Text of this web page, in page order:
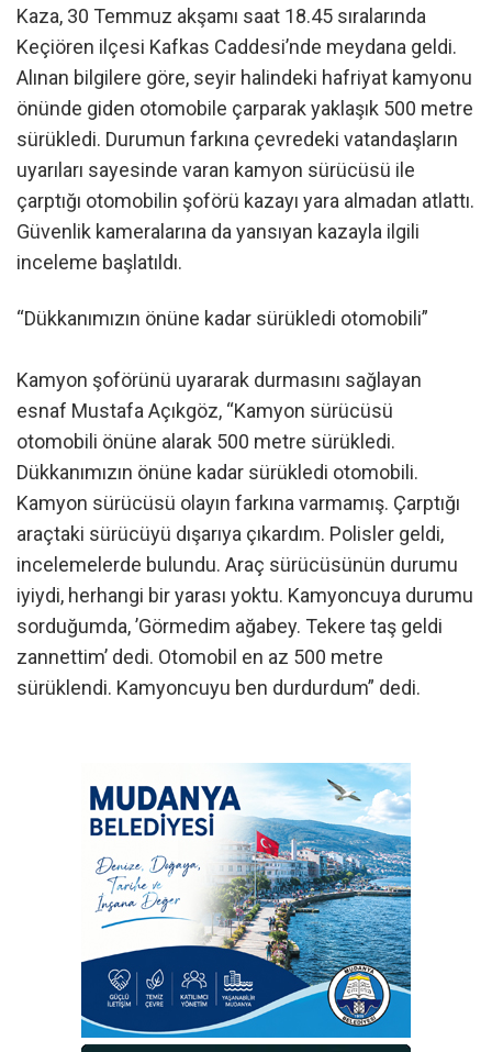
Kaza, 30 Temmuz akşamı saat 18.45 sıralarında
Keçiören ilçesi Kafkas Caddesi’nde meydana geldi.
Alınan bilgilere göre, seyir halindeki hafriyat kamyonu
önünde giden otomobile çarparak yaklaşık 500 metre
sürükledi. Durumun farkına çevredeki vatandaşların
uyarıları sayesinde varan kamyon sürücüsü ile
çarptığı otomobilin şoförü kazayı yara almadan atlattı.
Güvenlik kameralarına da yansıyan kazayla ilgili
inceleme başlatıldı.
“Dükkanımızın önüne kadar sürükledi otomobili”
Kamyon şoförünü uyararak durmasını sağlayan
esnaf Mustafa Açıkgöz, “Kamyon sürücüsü
otomobili önüne alarak 500 metre sürükledi.
Dükkanımızın önüne kadar sürükledi otomobili.
Kamyon sürücüsü olayın farkına varmamış. Çarptığı
araçtaki sürücüyü dışarıya çıkardım. Polisler geldi,
incelemelerde bulundu. Araç sürücüsünün durumu
iyiydi, herhangi bir yarası yoktu. Kamyoncuya durumu
sorduğumda, ’Görmedim ağabey. Tekere taş geldi
zannettim’ dedi. Otomobil en az 500 metre
sürüklendi. Kamyoncuyu ben durdurdum” dedi.